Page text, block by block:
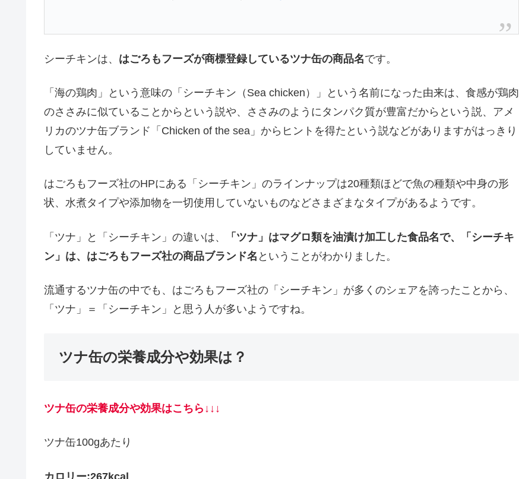
シーチキンは、 はごろもフーズが商標登録しているツナ缶の商品名です。
「海の鶏肉」という意味の「シーチキン（Sea chicken）」という名前になった由来は、食感が鶏肉
のささみに似ていることからという説や、ささみのようにタンパク質が豊富だからという説、アメ
リカのツナ缶ブランド「Chicken of the sea」からヒントを得たという説などがありますがはっきり
していません。
はごろもフーズ社のHPにある「シーチキン」のラインナップは20種類ほどで魚の種類や中身の形
状、水煮タイプや添加物を一切使用していないものなどさまざまなタイプがあるようです。
「ツナ」と「シーチキン」の違いは、
「ツナ」はマグロ類を油漬け加工した食品名で、「シーチキ
ン」は、はごろもフーズ社の商品ブランド名 ということがわかりました。
流通するツナ缶の中でも、はごろもフーズ社の「シーチキン」が多くのシェアを誇ったことから、
「ツナ」＝「シーチキン」と思う人が多いようですね。
ツナ缶の栄養成分や効果は？
ツナ缶の栄養成分や効果はこちら↓↓↓
ツナ缶100gあたり
カロリー:267kcal